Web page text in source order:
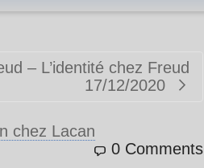
– L’identité chez Freud
17/12/2020
chez Lacan
0 Comments